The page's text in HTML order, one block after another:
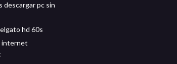
descargar pc sin
hd 60s
internet